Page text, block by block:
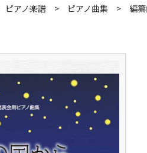
ピアノ楽譜 ピアノ曲集 編